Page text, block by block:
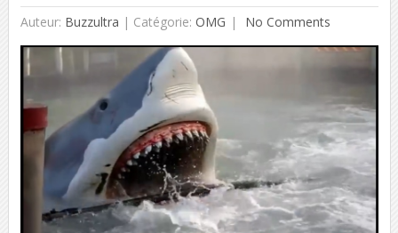
Auteur: Buzzultra | Catégorie: OMG No Comments